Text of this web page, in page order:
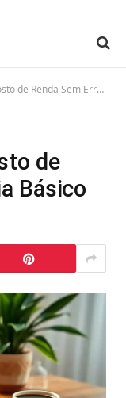
Sem Erros Guia Básico
de
Básico